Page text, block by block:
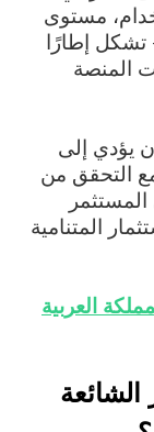
مستوى
تشكل إطارًا
المنصة
يؤدي إلى
التحقق من
المتنامية
العربية